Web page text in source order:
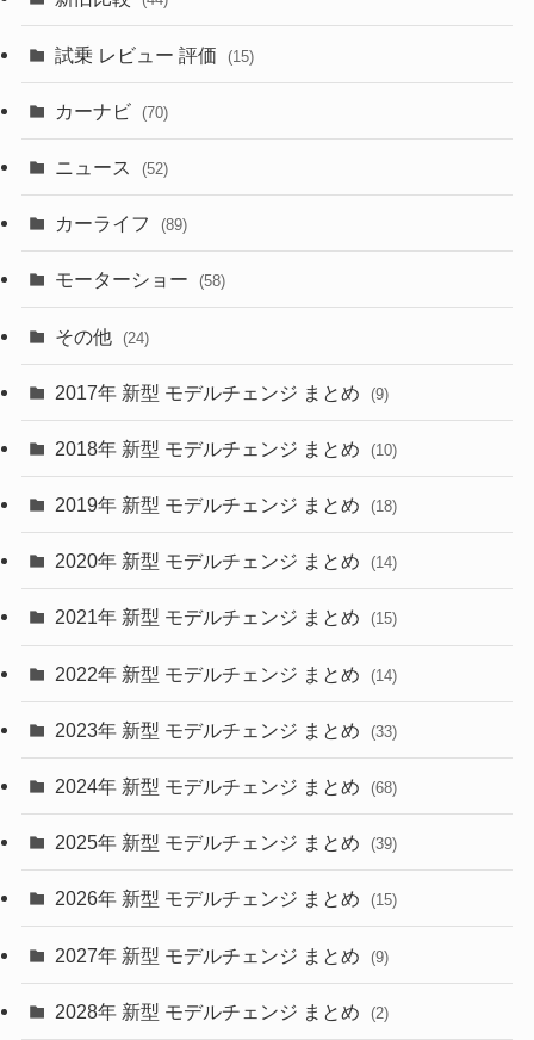
(253)
(50)
(43)
(6)
(9)
(30)
(27)
(58)
(28)
(27)
(26)
(10)
(35)
(10)
(9)
(22)
(4)
(9)
(4)
(1)
(3)
(1)
(5)
(7)
試乗 レビュー 評価 (15)
カーナビ (70)
ニュース (52)
カーライフ (89)
モーターショー (58)
その他 (24)
2017年 新型 モデルチェンジ まとめ (9)
2018年 新型 モデルチェンジ まとめ (10)
2019年 新型 モデルチェンジ まとめ (18)
2020年 新型 モデルチェンジ まとめ (14)
2021年 新型 モデルチェンジ まとめ (15)
2022年 新型 モデルチェンジ まとめ (14)
2023年 新型 モデルチェンジ まとめ (33)
2024年 新型 モデルチェンジ まとめ (68)
2025年 新型 モデルチェンジ まとめ (39)
2026年 新型 モデルチェンジ まとめ (15)
2027年 新型 モデルチェンジ まとめ (9)
2028年 新型 モデルチェンジ まとめ (2)